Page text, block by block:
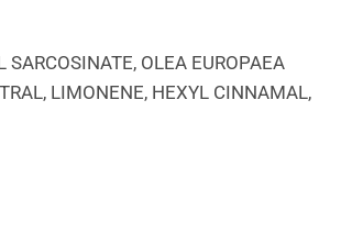
OLEA EUROPAEA
LIMONENE, HEXYL CINNAMAL,